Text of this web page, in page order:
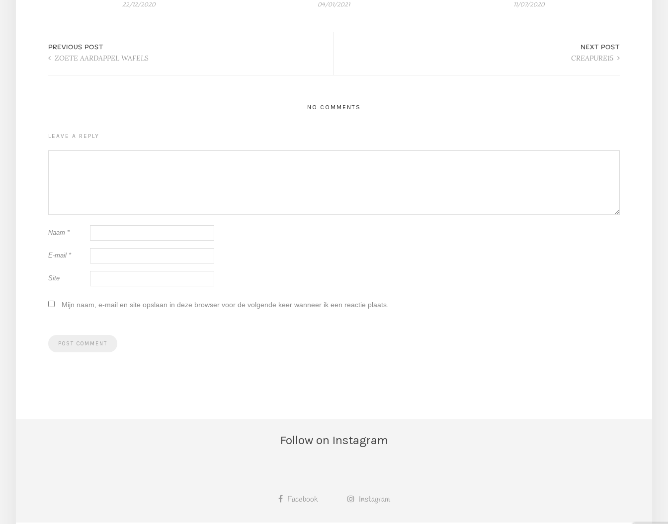
22/12/2020 04/01/2021 11/07/2020
PREVIOUS POST
ZOETE AARDAPPEL WAFELS
NEXT POST
CREAPURE15
NO COMMENTS
LEAVE A REPLY
Naam *
E-mail *
Site
Mijn naam, e-mail en site opslaan in deze browser voor de volgende keer wanneer ik een reactie plaats.
Follow on Instagram
Facebook Instagram